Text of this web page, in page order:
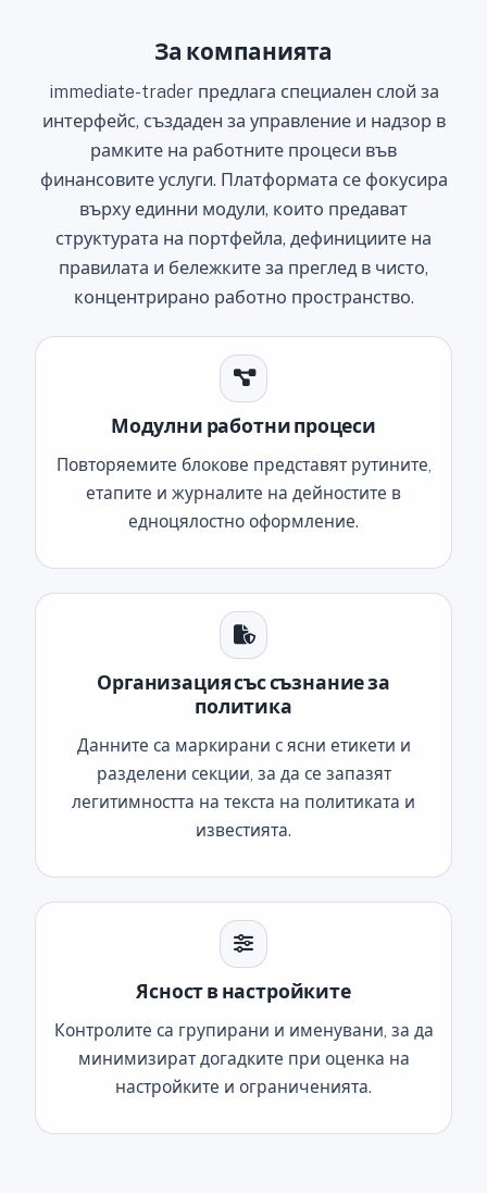
За компанията
immediate-trader предлага специален слой за
интерфейс, създаден за управление и надзор в
рамките на работните процеси във
финансовите услуги. Платформата се фокусира
върху единни модули, които предават
структурата на портфейла, дефинициите на
правилата и бележките за преглед в чисто,
концентрирано работно пространство.
Модулни работни процеси
Повторяемите блокове представят рутините,
етапите и журналите на дейностите в
едноцялостно оформление.
Организация със съзнание за
политика
Данните са маркирани с ясни етикети и
разделени секции, за да се запазят
легитимността на текста на политиката и
известията.
Ясност в настройките
Контролите са групирани и именувани, за да
минимизират догадките при оценка на
настройките и ограниченията.